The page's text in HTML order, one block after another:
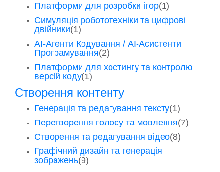
Платформи для розробки ігор(1)
Симуляція робототехніки та цифрові
двійники(1)
AI-Агенти Кодування / AI-Асистенти
Програмування(2)
Платформи для хостингу та контролю
версій коду(1)
Створення контенту
Генерація та редагування тексту(1)
Перетворення голосу та мовлення(7)
Створення та редагування відео(8)
Графічний дизайн та генерація
зображень(9)